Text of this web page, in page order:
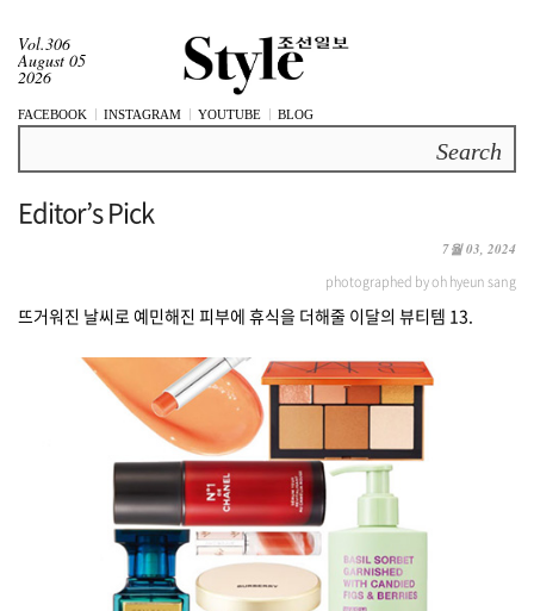
Vol.306
August 05
2026
FACEBOOK INSTAGRAM YOUTUBE BLOG
Editor’s Pick
7월 03, 2024
photographed by oh hyeun sang
뜨거워진 날씨로 예민해진 피부에 휴식을 더해줄 이달의 뷰티템 13.